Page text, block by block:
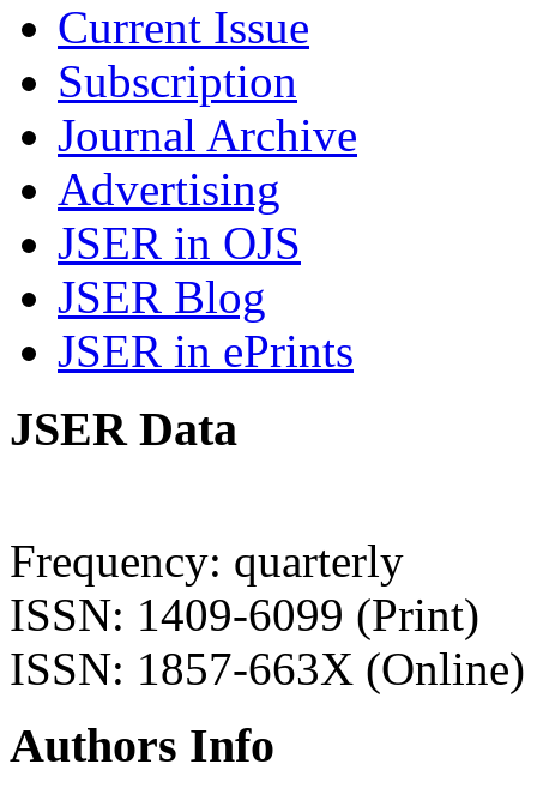
Current Issue
Subscription
Journal Archive
Advertising
JSER in OJS
JSER Blog
JSER in ePrints
JSER Data
Frequency: quarterly
ISSN: 1409-6099 (Print)
ISSN: 1857-663X (Online)
Authors Info